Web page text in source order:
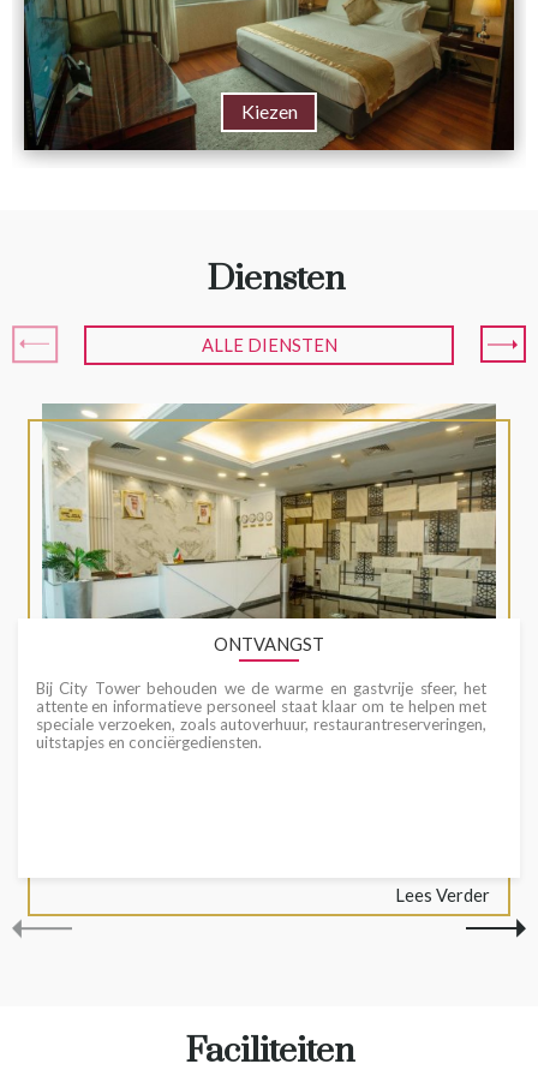
Kiezen
Diensten
ALLE DIENSTEN
ONTVANGST
Bij City Tower behouden we de warme en gastvrije sfeer, het
attente en informatieve personeel staat klaar om te helpen met
speciale verzoeken, zoals autoverhuur, restaurantreserveringen,
uitstapjes en conciërgediensten.
Lees Verder
Faciliteiten